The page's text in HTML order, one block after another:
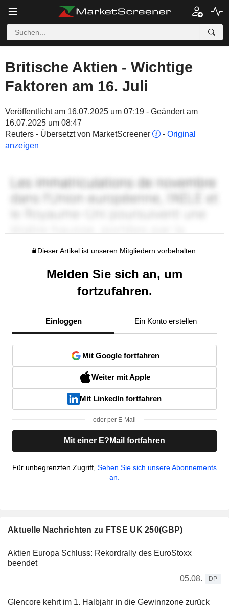
Britische Aktien - Wichtige
Faktoren am 16. Juli
Veröffentlicht am 16.07.2025 um 07:19 - Geändert am
16.07.2025 um 08:47
Reuters - Übersetzt von MarketScreener
- Original
anzeigen
Dieser Artikel ist unseren Mitgliedern vorbehalten.
Melden Sie sich an, um
fortzufahren.
Einloggen Ein Konto erstellen
Mit Google fortfahren
Weiter mit Apple
Mit LinkedIn fortfahren
oder per E-Mail
Mit einer E?Mail fortfahren
Für unbegrenzten Zugriff, Sehen Sie sich unsere Abonnements
an.
Aktuelle Nachrichten zu FTSE UK 250(GBP)
Aktien Europa Schluss: Rekordrally des EuroStoxx
beendet
05.08.
DP
Glencore kehrt im 1. Halbjahr in die Gewinnzone zurück